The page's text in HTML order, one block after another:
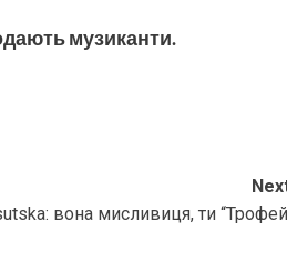
музиканти.
вона мисливиця, ти